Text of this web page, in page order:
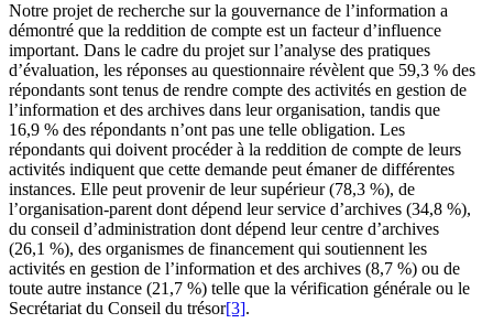
Notre projet de recherche sur la gouvernance de l’information a
démontré que la reddition de compte est un facteur d’influence
important. Dans le cadre du projet sur l’analyse des pratiques
d’évaluation, les réponses au questionnaire révèlent que 59,3 % des
répondants sont tenus de rendre compte des activités en gestion de
l’information et des archives dans leur organisation, tandis que
16,9 % des répondants n’ont pas une telle obligation. Les
répondants qui doivent procéder à la reddition de compte de leurs
activités indiquent que cette demande peut émaner de différentes
instances. Elle peut provenir de leur supérieur (78,3 %), de
l’organisation-parent dont dépend leur service d’archives (34,8 %),
du conseil d’administration dont dépend leur centre d’archives
(26,1 %), des organismes de financement qui soutiennent les
activités en gestion de l’information et des archives (8,7 %) ou de
toute autre instance (21,7 %) telle que la vérification générale ou le
Secrétariat du Conseil du trésor[3].